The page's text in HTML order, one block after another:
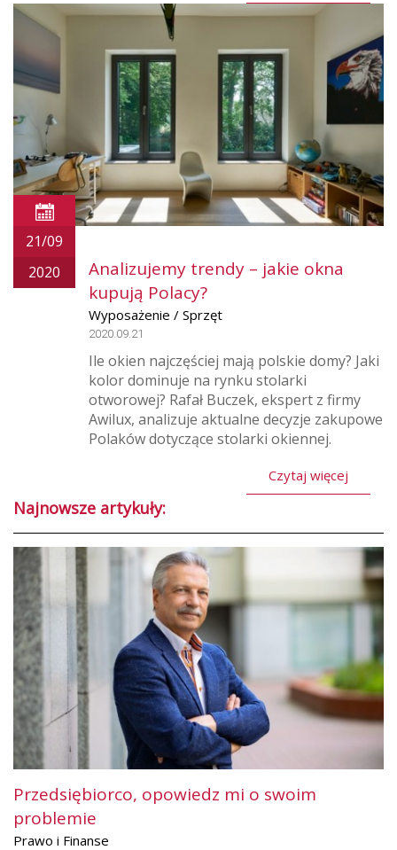
21/09
2020
Analizujemy trendy – jakie okna
kupują Polacy?
Wyposażenie / Sprzęt
2020.09.21
Ile okien najczęściej mają polskie domy? Jaki
kolor dominuje na rynku stolarki
otworowej? Rafał Buczek, ekspert z firmy
Awilux, analizuje aktualne decyzje zakupowe
Polaków dotyczące stolarki okiennej.
Czytaj więcej
Najnowsze artykuły:
Przedsiębiorco, opowiedz mi o swoim
problemie
Prawo i Finanse